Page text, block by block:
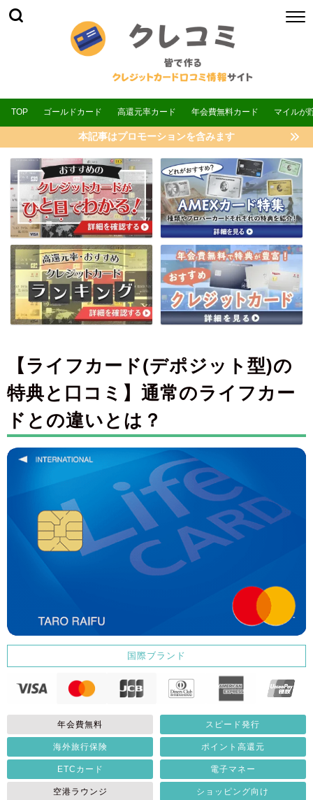
TOP ゴールドカード 高還元率カード 年会費無料カード マイルが
本記事はプロモーションを含みます
【ライフカード(デポジット型)の
特典と口コミ】通常のライフカー
ドとの違いとは？
国際ブランド
年会費無料 スピード発行
海外旅行保険 ポイント高還元
ETCカード 電子マネー
空港ラウンジ ショッピング向け